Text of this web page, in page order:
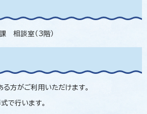
相談室（3階）
方がご利用いただけます。
で行います。